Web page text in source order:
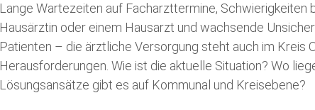
Satzung
Lange Wartezeiten auf Facharzttermine, Schwierigkeiten
Hausärztin oder einem Hausarzt und wachsende
Patienten – die ärztliche Versorgung steht auch im Kreis
Herausforderungen. Wie ist die aktuelle Situation? Wo
Lösungsansätze gibt es auf Kommunal und Kreisebene?